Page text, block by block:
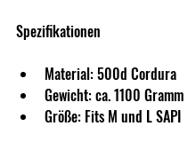
Spezifikationen
Material: 500d Cordura
Gewicht: ca. 1100 Gramm
Größe: Fits M und L SAPI